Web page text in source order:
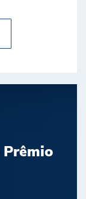
Prêmio